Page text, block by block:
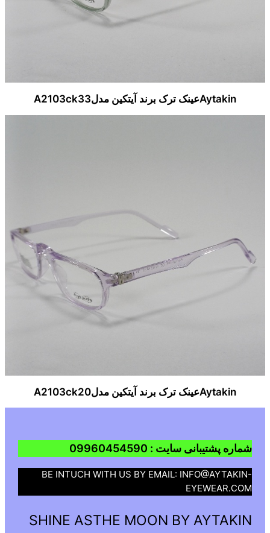
Aytakinعینک ترک برند آیتکین مدلA2103ck33
Aytakinعینک ترک برند آیتکین مدلA2103ck20
شماره پشتیبانی سایت : 09960454590
BE INTUCH WITH US BY EMAIL: INFO@AYTAKIN-
EYEWEAR.COM
SHINE ASTHE MOON BY AYTAKIN